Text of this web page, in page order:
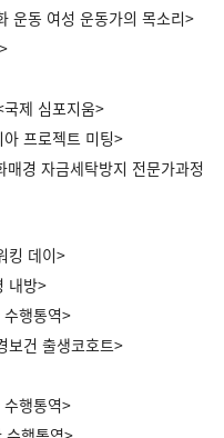
운동 여성 운동가의 목소리>
제 심포지움>
프로젝트 미팅>
경 자금세탁방지 전문가과정
킹 데이>
내방>
행통역>
보건 출생코호트>
행통역>